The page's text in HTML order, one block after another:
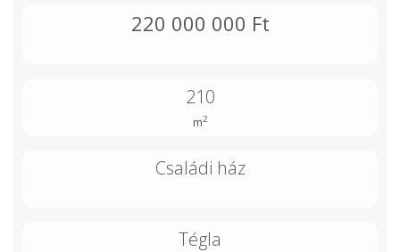
220 000 000 Ft
210
m2
Családi ház
Tégla